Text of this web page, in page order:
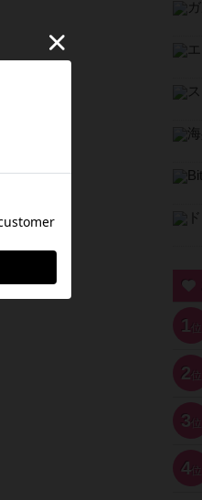
1 位
2 位
3 位
4位